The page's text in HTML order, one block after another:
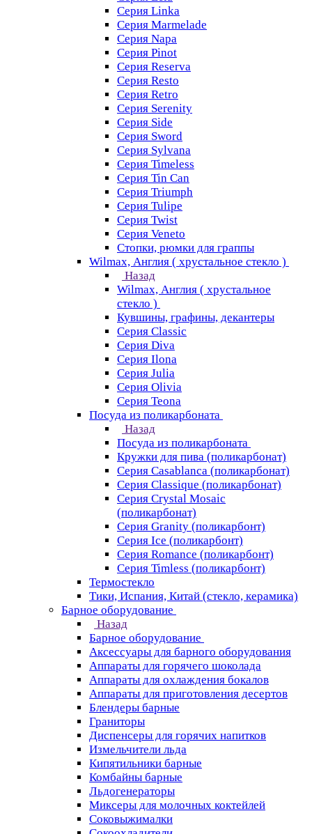
Серия Linka
Серия Marmelade
Серия Napa
Серия Pinot
Серия Reserva
Серия Resto
Серия Retro
Серия Serenity
Серия Side
Серия Sword
Серия Sуlvana
Серия Timeless
Серия Tin Can
Серия Triumph
Серия Tulipe
Серия Twist
Серия Veneto
Стопки, рюмки для граппы
Wilmax, Англия ( хрустальное стекло )
Назад
Wilmax, Англия ( хрустальное
стекло )
Кувшины, графины, декантеры
Серия Classic
Серия Diva
Серия Ilona
Серия Julia
Серия Olivia
Серия Teona
Посуда из поликарбоната
Назад
Посуда из поликарбоната
Кружки для пива (поликарбонат)
Серия Casablanсa (поликарбонат)
Серия Classique (поликарбонат)
Серия Crystal Mosaic
(поликарбонат)
Серия Granity (поликарбонт)
Серия Ice (поликарбонт)
Серия Romance (поликарбонт)
Серия Timless (поликарбонт)
Термостекло
Тики, Испания, Китай (стекло, керамика)
Барное оборудование
Назад
Барное оборудование
Аксессуары для барного оборудования
Аппараты для горячего шоколада
Аппараты для охлаждения бокалов
Аппараты для приготовления десертов
Блендеры барные
Граниторы
Диспенсеры для горячих напитков
Измельчители льда
Кипятильники барные
Комбайны барные
Льдогенераторы
Миксеры для молочных коктейлей
Соковыжималки